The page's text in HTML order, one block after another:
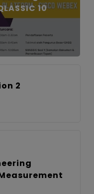
10
2